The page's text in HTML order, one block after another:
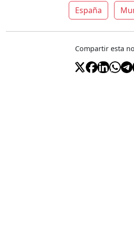
España
Compartir esta